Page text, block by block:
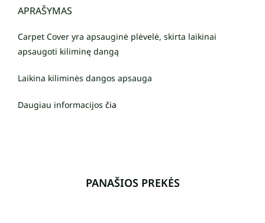
APRAŠYMAS
Carpet Cover yra apsauginė plėvelė, skirta laikinai
apsaugoti kiliminę dangą
Laikina kiliminės dangos apsauga
Daugiau informacijos čia
PANAŠIOS PREKĖS